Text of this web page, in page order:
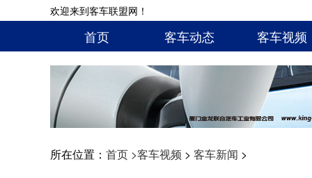
欢迎来到客车联盟网！
首页 客车动态 客车视频
所在位置： 首页 >客车视频 > 客车新闻 >